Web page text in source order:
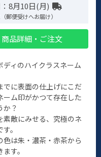
8月10日(月)
郵便受けへお届け）
商品詳細・ご注文
ディのハイクラスネーム
でに表面の仕上げにこだ
ーム印がかつて存在した
か？
素敵にみせる、究極のネ
。
色は朱・濃茶・赤茶から
す。